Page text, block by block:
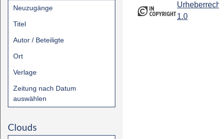
Neuzugänge
Titel
Autor / Beteiligte
Ort
Verlage
Zeitung nach Datum
auswählen
Clouds
1.0